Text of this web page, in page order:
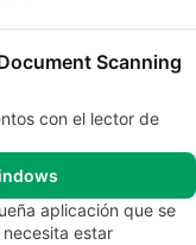
Scanning
con el lector de
aplicación que se
estar